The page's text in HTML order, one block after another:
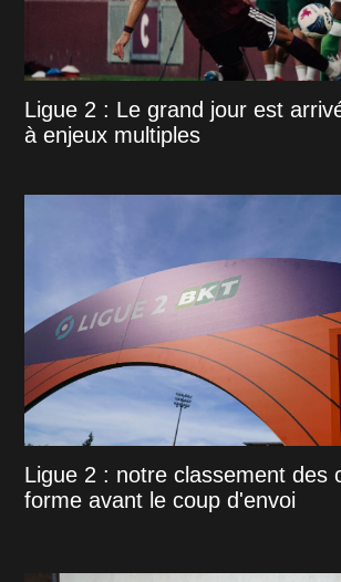
Ligue 2 : Le grand jour est
à enjeux multiples
Ligue 2 : notre classement des
forme avant le coup d'envoi